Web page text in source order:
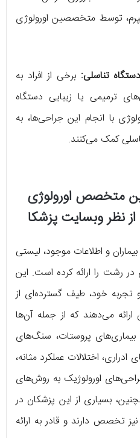
توسط متخصصین اورولوژی
تناسلی: برخی از افراد به
ترمیمی یا زیبایی دستگاه
با انجام این جراحی‌ها، به
کمک می‌کنند.
متخصص اورولوژی
نظر وبسایت پزشکا
و اطلاعات موجود، لیستی
رشت را ارائه کرده است. این
تجربه خود، طیف گسترده‌ای از
می‌دهند که از جمله آن‌ها
پروستات، سنگ‌های
اختلالات عملکرد مثانه،
اورولوژیک به روش‌های
بسیاری از این پزشکان در
تخصص دارند و قادر به ارائه